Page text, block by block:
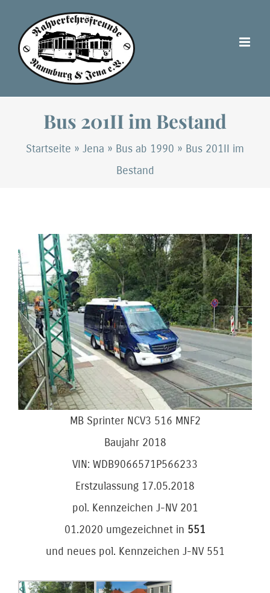
Inhalt
springen
Bus 201II im Bestand
Startseite » Jena » Bus ab 1990 » Bus 201II im
Bestand
Zeige
grösseres
Bild
MB Sprinter NCV3 516 MNF2
Baujahr 2018
VIN: WDB9066571P566233
Erstzulassung 17.05.2018
pol. Kennzeichen J-NV 201
01.2020 umgezeichnet in 551
und neues pol. Kennzeichen J-NV 551